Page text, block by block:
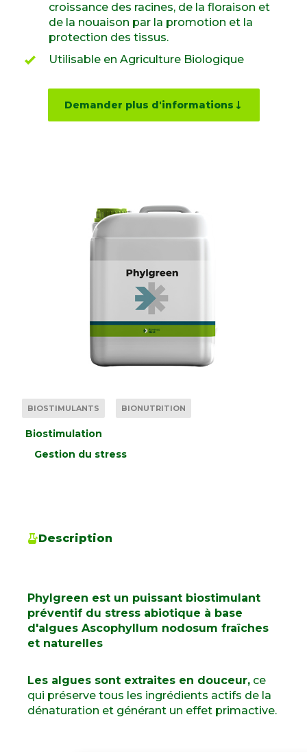
BIOSTIMULANTS BIONUTRITION
Biostimulation
Gestion du stress
croissance des racines, de la floraison et
de la nouaison par la promotion et la
protection des tissus.
Utilisable en Agriculture Biologique
Demander plus d'informations
Description
Phylgreen est un puissant biostimulant
préventif du stress abiotique à base
d'algues Ascophyllum nodosum fraîches
et naturelles
Les algues sont extraites en douceur, ce
qui préserve tous les ingrédients actifs de la
dénaturation et générant un effet primactive.